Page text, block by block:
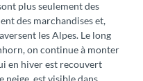
plus seulement des
des marchandises et,
les Alpes. Le long
on continue à monter
en hiver est recouvert